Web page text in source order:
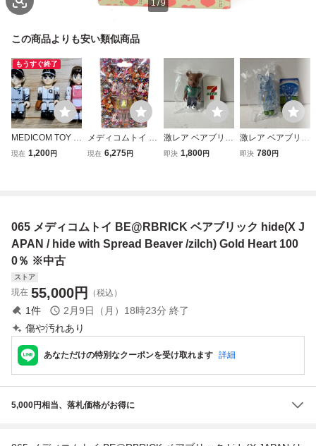
1/9
この商品よりも安い類似商品
もうすぐ終了
MEDICOM TOY メ
ディコムトイ BE
現在 1,200円
メディコムトイ B
E@RBRICK ベア
現在 6,275円
激レア ベアブリッ
ク シリーズ52 シ
即決 1,800円
激レア ベアブリッ
ク シリーズ52 ジ
即決 780円
065 メディコムトイ BE@RBRICK ベアブリック hide(X J
APAN / hide with Spread Beaver /zilch) Gold Heart 100
0％ ※中古
ストア
現在 55,000円 （税込）
1件 2月9日（月）18時23分 終了
傷や汚れあり
あなただけの特別なクーポンを受け取れます 詳細
5,000円相当、落札価格がお得に